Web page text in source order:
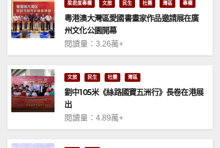
梁君度專欄 文旅 民生 社團 灣區 專欄
粵港澳大灣區愛國書畫家作品邀請展在廣
州文化公園開幕
閱讀量：3.26萬+
文旅 民生 社團 灣區
劉中105米《絲路國寶五洲行》長卷在港展
出
閱讀量：4.89萬+